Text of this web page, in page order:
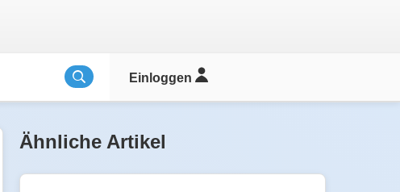
Einloggen
Ähnliche Artikel